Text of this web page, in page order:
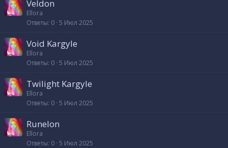
Veldon
Ellora
Ответы 0 5 Июл 2025
Void Kargyle
Ellora
Ответы 0 5 Июл 2025
Twilight Kargyle
Ellora
Ответы 0 5 Июл 2025
Runelon
Ellora
Ответы 0 5 Июл 2025